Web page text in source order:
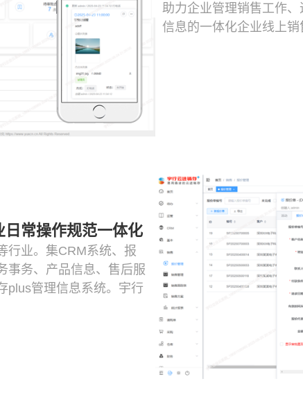
助力企业管理销售工作
信息的一体化企业线上销
常操作规范一体化
行业。集CRM系统、报
事务、产品信息、售后服
plus管理信息系统。宇行